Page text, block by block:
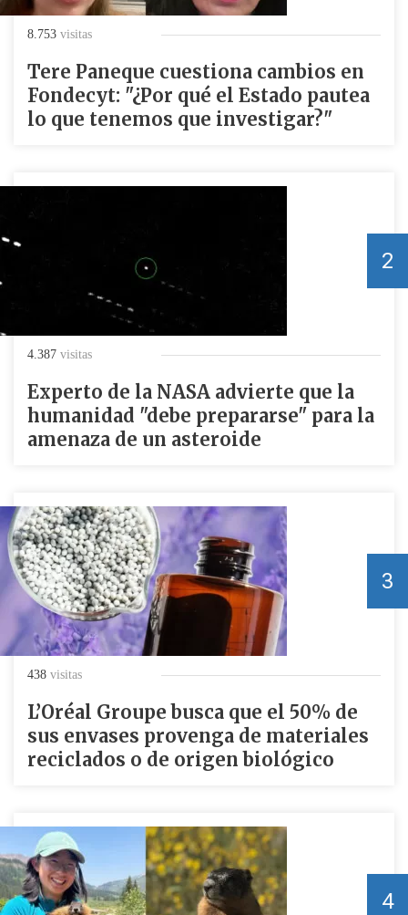
8.753 visitas
Tere Paneque cuestiona cambios en
Fondecyt: "¿Por qué el Estado pautea
lo que tenemos que investigar?"
2
4.387 visitas
Experto de la NASA advierte que la
humanidad "debe prepararse" para la
amenaza de un asteroide
3
438 visitas
L’Oréal Groupe busca que el 50% de
sus envases provenga de materiales
reciclados o de origen biológico
4